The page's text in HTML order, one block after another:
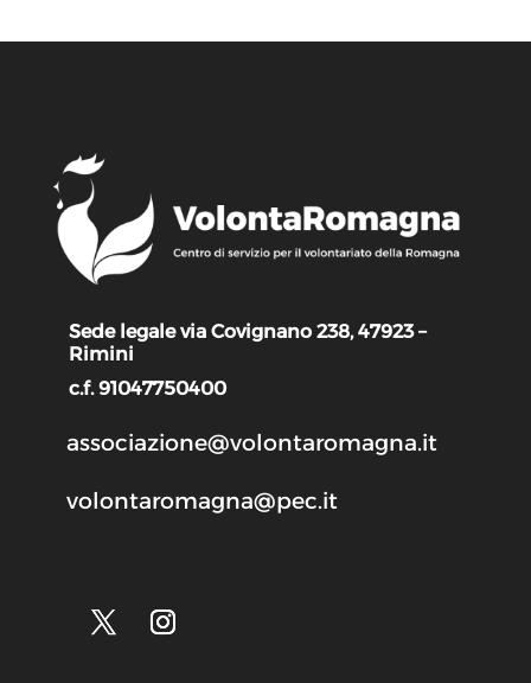
Sede legale via Covignano 238, 47923 –
Rimini
c.f. 91047750400
associazione@volontaromagna.it
volontaromagna@pec.it